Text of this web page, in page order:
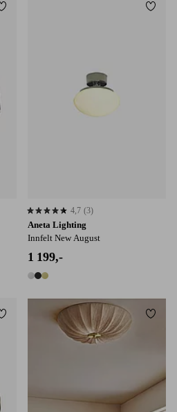
Legg til favoritter
Aneta Lighting
Innfelt New August
1 199,-
3 farger
4,7 basert på 3 karaktergivninger
4,7 (3)
Legg til favoritter